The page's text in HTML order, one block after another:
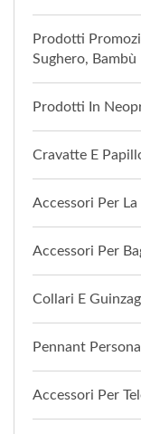
Prodotti
Sughero, Bambù
Prodotti In
Cravatte E
Accessori Per La
Accessori Per
Collari E
Pennant
Accessori Per